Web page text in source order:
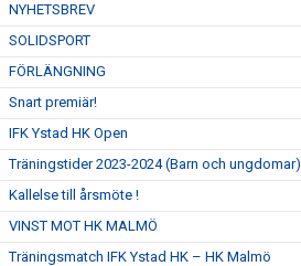
NYHETSBREV
SOLIDSPORT
FÖRLÄNGNING
Snart premiär!
IFK Ystad HK Open
Träningstider 2023-2024 (Barn och ungdomar)
Kallelse till årsmöte !
VINST MOT HK MALMÖ
Träningsmatch IFK Ystad HK – HK Malmö